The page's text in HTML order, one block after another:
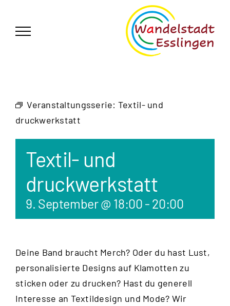
springen
Veranstaltungsserie: Textil- und
druckwerkstatt
Textil- und
druckwerkstatt
9. September @ 18:00 - 20:00
Deine Band braucht Merch? Oder du hast Lust,
personalisierte Designs auf Klamotten zu
sticken oder zu drucken? Hast du generell
Interesse an Textildesign und Mode? Wir